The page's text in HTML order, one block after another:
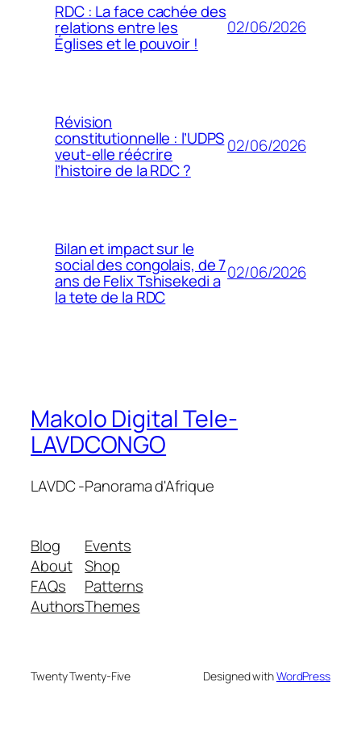
RDC : La face cachée des
relations entre les
Églises et le pouvoir !
02/06/2026
Révision
constitutionnelle : l’UDPS
veut-elle réécrire
l’histoire de la RDC ?
02/06/2026
Bilan et impact sur le
social des congolais, de 7
ans de Felix Tshisekedi a
la tete de la RDC
02/06/2026
Makolo Digital Tele-
LAVDCONGO
LAVDC -Panorama d'Afrique
Blog
About
FAQs
Authors
Events
Shop
Patterns
Themes
Twenty Twenty-Five Designed withWordPress